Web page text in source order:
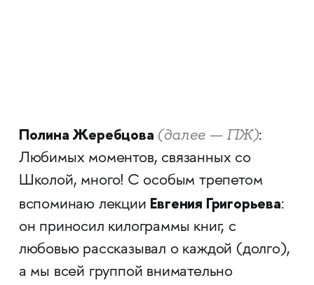
Полина Жеребцова (далее — ПЖ):
Любимых моментов, связанных со
Школой, много! С особым трепетом
вспоминаю лекции Евгения Григорьева:
он приносил килограммы книг, с
любовью рассказывал о каждой (долго),
а мы всей группой внимательно